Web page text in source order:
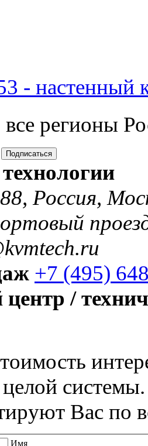
- настенный
все регионы
Подписаться
Россия,
+7 (495)
/
Вас по
Имя